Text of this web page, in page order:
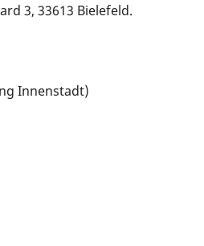
3, 33613 Bielefeld.
Innenstadt)